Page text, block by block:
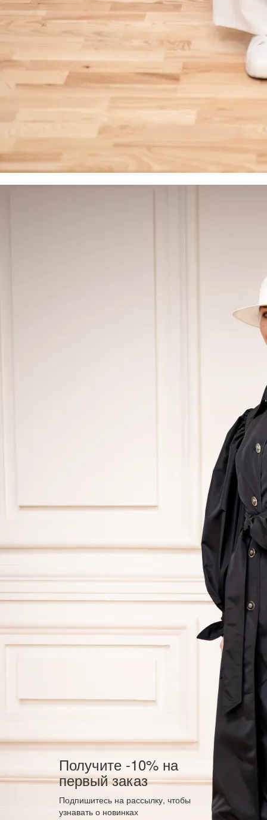
Получите -10% на
первый заказ
Подпишитесь на рассылку, чтобы
узнавать о новинках